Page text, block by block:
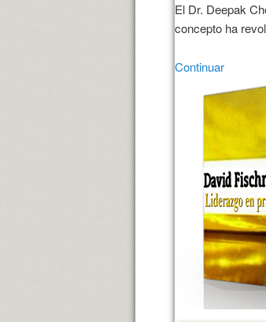
El Dr. Deepak
concepto ha
Continuar